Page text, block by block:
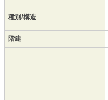
種別/構造
階建